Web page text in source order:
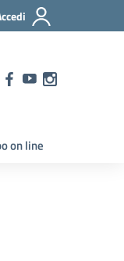
on line